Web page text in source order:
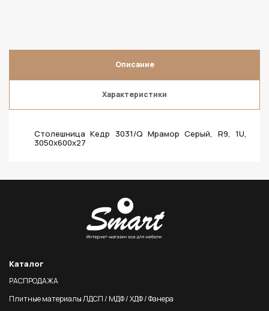
Описание
Характеристики
Столешница Кедр 3031/Q Мрамор Серый, R9, 1U,
3050х600х27
Каталог
РАСПРОДАЖА
Плитные материалы ЛДСП / МДФ / ХДФ / Фанера